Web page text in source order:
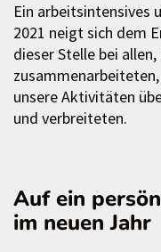
Ein arbeitsintensives
2021 neigt sich dem
dieser Stelle bei
unsere Aktivitäten
und verbreiteten.
Auf ein
im neuen Jahr